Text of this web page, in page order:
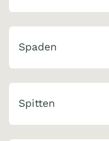
Spaden
Spitten